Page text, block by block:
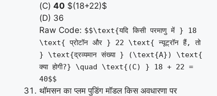
(C) 40 $(18+22)$
(D) 36
Raw Code: $$\text{यदि किसी परमाणु में } 18
\text{ प्रोटॉन और } 22 \text{ न्यूट्रॉन हैं, तो
} \text{द्रव्यमान संख्या } (\text{A}) \text{
क्या होगी?} \quad \text{(C) } 18 + 22 =
40$$
थॉमसन का प्लम पुडिंग मॉडल किस अवधारणा पर